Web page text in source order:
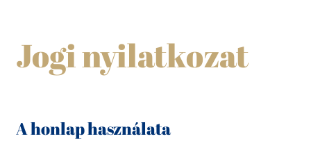
Jogi nyilatkozat
A honlap használata